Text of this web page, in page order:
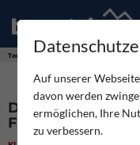
Touren Dancing
DANCING DALLE
FINALE
Auf unserer
davon werden
ermöglichen, Ihre
zu verbessern.